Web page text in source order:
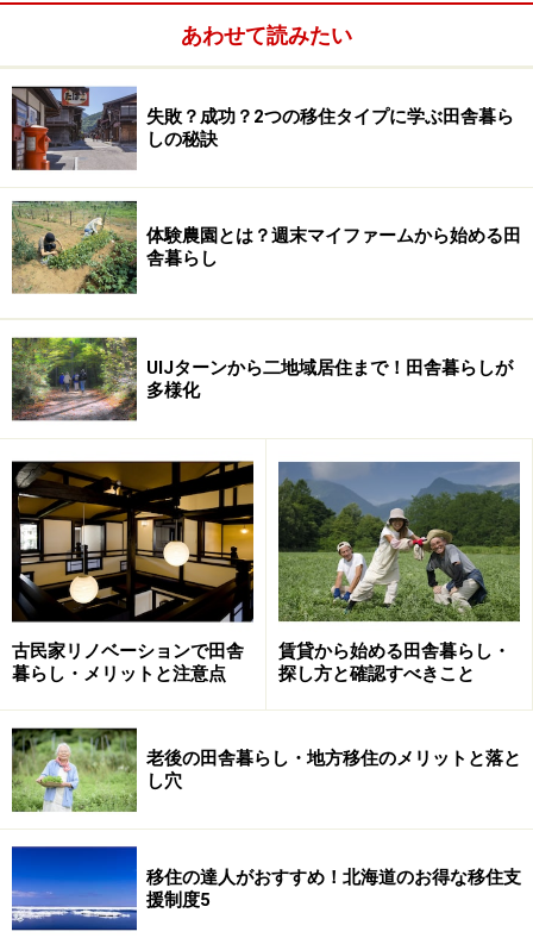
がら、問い合わせに応じて人材の紹介も行っています。
日本エコツーリズム協会＞＞
キャンプインストラクターになりたい人は
ココをチェック
楽しいキャンプはキャンプ指導者が創ります。カリキュ
ラムでは野外教育の考え方・社会背景・歴史、生活技
術・安全管理やカウンセリング・マネジメントなど、学
習する内容は、役割に応じて大変幅広くなっています。
キャンプの指導者 from（社）日本キャンプ協会＞＞
グリーンアドバイザーになりたい人はココ
をチェック
協会が行うGA（グリーンアドバイザー）認定講習後に認
定試験に合格し、協会へGAとして登録した人だけがなれ
あわせて読みたい
失敗？成功？2つの移住タイプに学ぶ田舎暮ら
しの秘訣
体験農園とは？週末マイファームから始める田
舎暮らし
UIJターンから二地域居住まで！田舎暮らしが
多様化
古民家リノベーションで田舎
暮らし・メリットと注意点
賃貸から始める田舎暮らし・
探し方と確認すべきこと
老後の田舎暮らし・地方移住のメリットと落と
し穴
移住の達人がおすすめ！北海道のお得な移住支
援制度5